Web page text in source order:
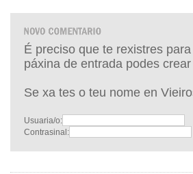
É preciso que te rexistres
páxina de entrada podes crear
Se xa tes o teu nome en
Usuaria/o:
Contrasinal: